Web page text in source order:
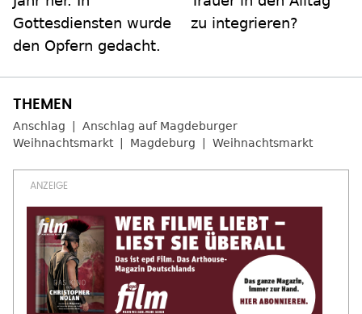
Gottesdiensten wurde
den Opfern gedacht.
zu integrieren?
Anschlag
Anschlag auf Magdeburger
Weihnachtsmarkt
Magdeburg Weihnachtsmarkt